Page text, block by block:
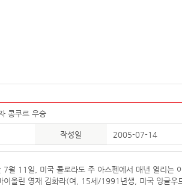
콩쿠르 우승
작성일 2005-07-14
월 11일, 미국 콜로라도 주 아스펜에서 매년 열리는
린 영재 김화라(여, 15세/1991년생, 미국 잉글우